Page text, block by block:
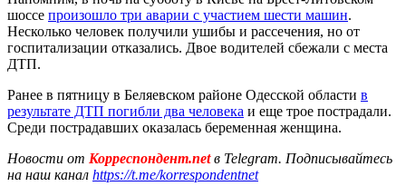
шоссе произошло три аварии с участием шести машин.
Несколько человек получили ушибы и рассечения, но от
госпитализации отказались. Двое водителей сбежали с места
ДТП.
Ранее в пятницу в Беляевском районе Одесской области в
результате ДТП погибли два человека и еще трое пострадали.
Среди пострадавших оказалась беременная женщина.
Новости от Корреспондент.netв Telegram. Подписывайтесь
на наш канал https://t.me/korrespondentnet